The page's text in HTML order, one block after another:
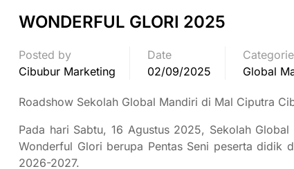
WONDERFUL GLORI 2025
Posted by
Cibubur Marketing
Date
02/09/2025
Global
Roadshow Sekolah Global Mandiri di Mal Ciputra
Pada hari Sabtu, 16 Agustus 2025, Sekolah
Wonderful Glori berupa Pentas Seni peserta didik
2026-2027.